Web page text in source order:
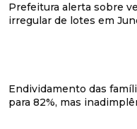
Prefeitura alerta sobre
irregular de lotes em
Endividamento das
para 82%, mas